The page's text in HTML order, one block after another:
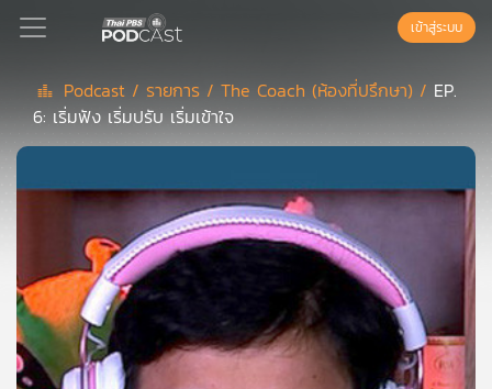
Podcast
สต์
แนะนำ
เพล
เข้าสู่ระบบ
Podcast / รายการ /The Coach (ห้องที่ปรึกษา) / EP.
6: เริ่มฟัง เริ่มปรับ เริ่มเข้าใจ